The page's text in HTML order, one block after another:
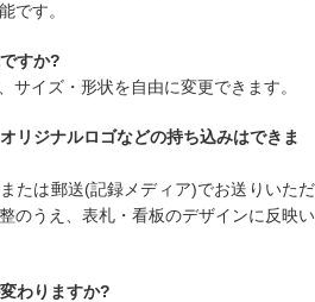
です。
すか?
サイズ・形状を自由に変更できます。
リジナルロゴなどの持ち込みはできま
たは郵送(記録メディア)でお送りいただ
のうえ、表札・看板のデザインに反映い
わりますか?